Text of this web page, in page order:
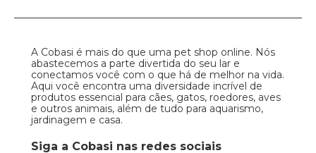
A Cobasi é mais do que uma pet shop online. Nós
abastecemos a parte divertida do seu lar e
conectamos você com o que há de melhor na vida.
Aqui você encontra uma diversidade incrível de
produtos essencial para cães, gatos, roedores, aves
e outros animais, além de tudo para aquarismo,
jardinagem e casa.
Siga a Cobasi nas redes sociais